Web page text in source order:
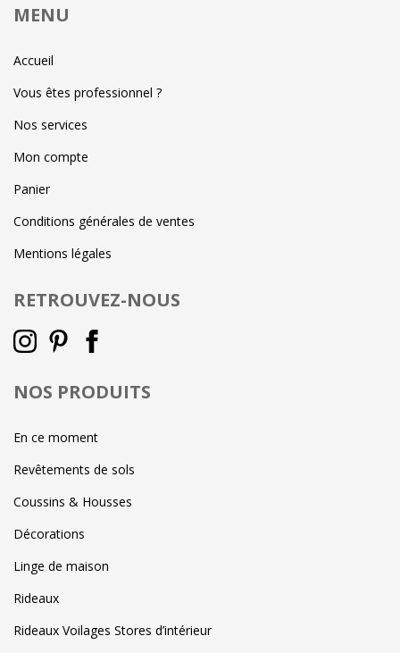
MENU
Accueil
Vous êtes professionnel ?
Nos services
Mon compte
Panier
Conditions générales de ventes
Mentions légales
RETROUVEZ-NOUS
NOS PRODUITS
En ce moment
Revêtements de sols
Coussins & Housses
Décorations
Linge de maison
Rideaux
Rideaux Voilages Stores d’intérieur